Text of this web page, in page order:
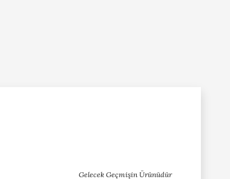
Gelecek Geçmişin Ürünüdür